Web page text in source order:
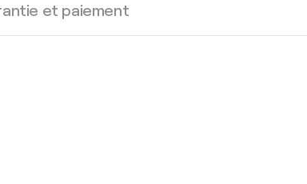
et paiement